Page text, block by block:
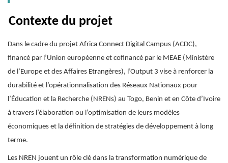
Contexte du projet
Dans le cadre du projet Africa Connect Digital Campus (ACDC),
financé par l’Union européenne et cofinancé par le MEAE (Ministère
de l’Europe et des Affaires Etrangères), l’Output 3 vise à renforcer la
durabilité et l’opérationnalisation des Réseaux Nationaux pour
l’Éducation et la Recherche (NRENs) au Togo, Benin et en Côte d’Ivoire
à travers l’élaboration ou l’optimisation de leurs modèles
économiques et la définition de stratégies de développement à long
terme.
Les NREN jouent un rôle clé dans la transformation numérique de